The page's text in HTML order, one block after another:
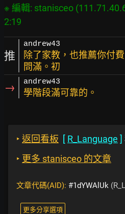
※ 編輯: stanisceo
推
andrew43
除了家教，也推薦你付
問滿。初
→ andrew43
學階段滿可靠的。
‣ 返回看板 [ R_Language ]
‣ 更多 stanisceo 的文章
文章代碼(AID): #1dYWAlUk
更多分享選項